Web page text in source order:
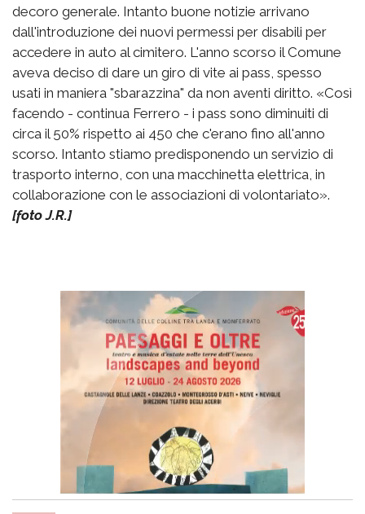
decoro generale. Intanto buone notizie arrivano
dall'introduzione dei nuovi permessi per disabili per
accedere in auto al cimitero. L'anno scorso il Comune
aveva deciso di dare un giro di vite ai pass, spesso
usati in maniera "sbarazzina" da non aventi diritto. «Così
facendo - continua Ferrero - i pass sono diminuiti di
circa il 50% rispetto ai 450 che c'erano fino all'anno
scorso. Intanto stiamo predisponendo un servizio di
trasporto interno, con una macchinetta elettrica, in
collaborazione con le associazioni di volontariato».
[foto J.R.]